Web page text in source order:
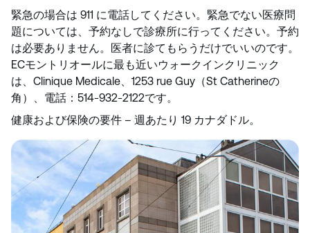
緊急の場合は 911 に電話してください。緊急でない医療問
題については、予約なしで診療所に行ってください。予約
は必要ありません。医者に診てもらうだけでいいのです。
ECモントリオールに最も近いウォークインクリニック
は、Clinique Medicale、1253 rue Guy（St Catherineの
角）、電話：514-932-2122です。
健康および保険の要件 – 週あたり 19 カナダドル。